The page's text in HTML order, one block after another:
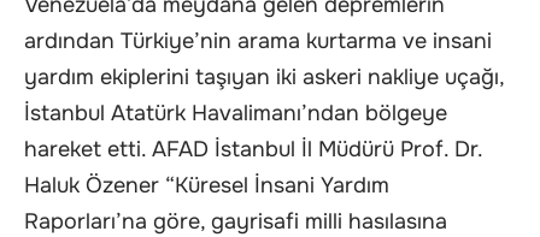
Venezuela’da meydana gelen depremlerin
ardından Türkiye’nin arama kurtarma ve insani
yardım ekiplerini taşıyan iki askeri nakliye uçağı,
İstanbul Atatürk Havalimanı’ndan bölgeye
hareket etti. AFAD İstanbul İl Müdürü Prof. Dr.
Haluk Özener “Küresel İnsani Yardım
Raporları’na göre, gayrisafi milli hasılasına